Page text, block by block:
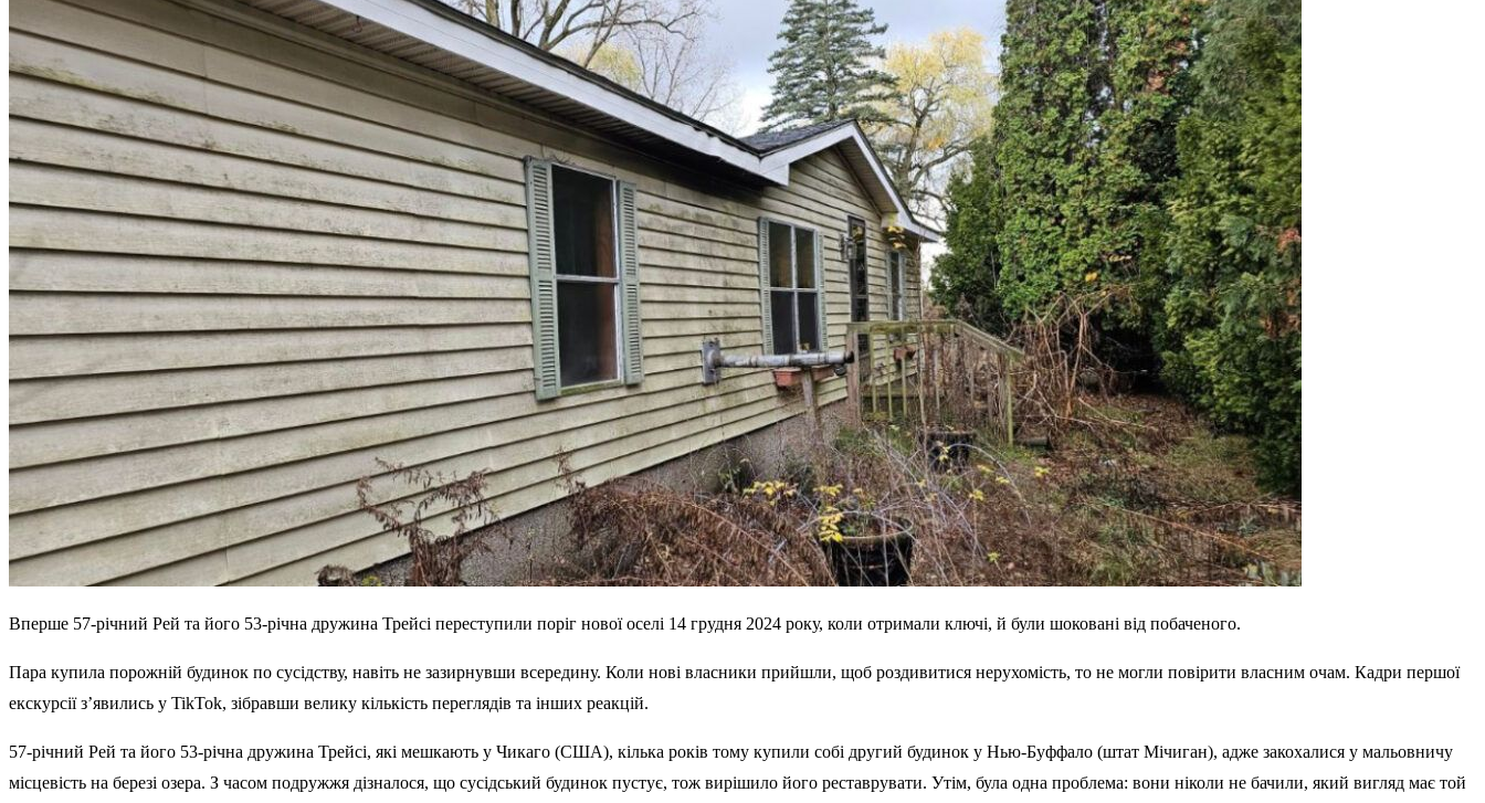
Вперше 57-річний Рей та його 53-річна дружина Трейсі переступили поріг нової оселі 14 грудня 2024 року, коли отримали ключі, й були шоковані від побаченого.
Пара купила порожній будинок по сусідству, навіть не зазирнувши всередину. Коли нові власники прийшли, щоб роздивитися нерухомість, то не могли повірити власним очам. Кадри першої
екскурсії з’явились у TikTok, зібравши велику кількість переглядів та інших реакцій.
57-річний Рей та його 53-річна дружина Трейсі, які мешкають у Чикаго (США), кілька років тому купили собі другий будинок у Нью-Буффало (штат Мічиган), адже закохалися у мальовничу
місцевість на березі озера. З часом подружжя дізналося, що сусідський будинок пустує, тож вирішило його реставрувати. Утім, була одна проблема: вони ніколи не бачили, який вигляд має той